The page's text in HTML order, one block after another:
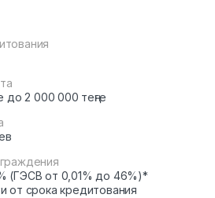
до 2 000 000 теңге
(ГЭСВ от 0,01% до 46%)*
от срока кредитования